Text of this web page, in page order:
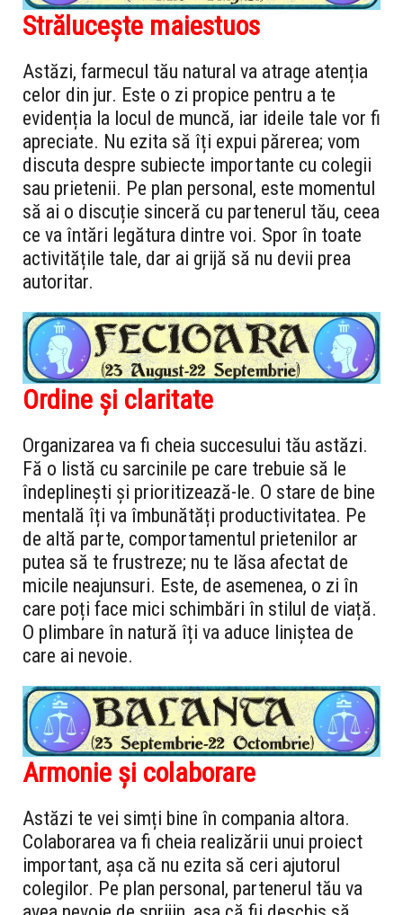
Strălucește maiestuos
Astăzi, farmecul tău natural va atrage atenția
celor din jur. Este o zi propice pentru a te
evidenția la locul de muncă, iar ideile tale vor fi
apreciate. Nu ezita să îți expui părerea; vom
discuta despre subiecte importante cu colegii
sau prietenii. Pe plan personal, este momentul
să ai o discuție sinceră cu partenerul tău, ceea
ce va întări legătura dintre voi. Spor în toate
activitățile tale, dar ai grijă să nu devii prea
autoritar.
Ordine și claritate
Organizarea va fi cheia succesului tău astăzi.
Fă o listă cu sarcinile pe care trebuie să le
îndeplinești și prioritizează-le. O stare de bine
mentală îți va îmbunătăți productivitatea. Pe
de altă parte, comportamentul prietenilor ar
putea să te frustreze; nu te lăsa afectat de
micile neajunsuri. Este, de asemenea, o zi în
care poți face mici schimbări în stilul de viață.
O plimbare în natură îți va aduce liniștea de
care ai nevoie.
Armonie și colaborare
Astăzi te vei simți bine în compania altora.
Colaborarea va fi cheia realizării unui proiect
important, așa că nu ezita să ceri ajutorul
colegilor. Pe plan personal, partenerul tău va